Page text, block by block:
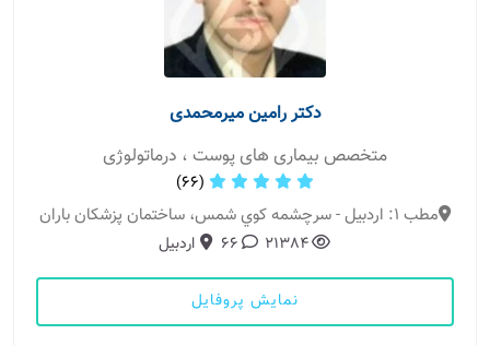
دکتر رامین میرمحمدی
متخصص بیماری های پوست ، درماتولوژی
(66)
مطب 1: اردبیل - سرچشمه كوي شمس، ساختمان پزشكان باران
21384
66 اردبیل
نمایش پروفایل